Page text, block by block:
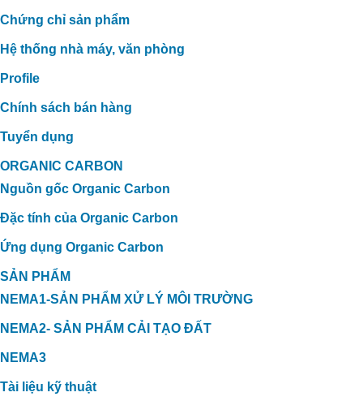
Chứng chỉ sản phẩm
Hệ thống nhà máy, văn phòng
Profile
Chính sách bán hàng
Tuyển dụng
ORGANIC CARBON
Nguồn gốc Organic Carbon
Đặc tính của Organic Carbon
Ứng dụng Organic Carbon
SẢN PHẨM
NEMA1-SẢN PHẨM XỬ LÝ MÔI TRƯỜNG
NEMA2- SẢN PHẨM CẢI TẠO ĐẤT
NEMA3
Tài liệu kỹ thuật